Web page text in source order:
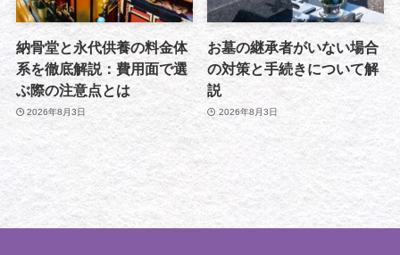
納骨堂と永代供養の料金体
系を徹底解説：費用面で選
ぶ際の注意点とは
2026年8月3日
お墓の継承者がいない場合
の対策と手続きについて解
説
2026年8月3日